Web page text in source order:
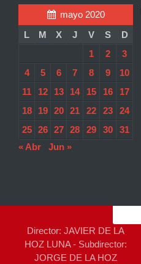
mayo 2020
L
M X J V S
D
1
2
3
4
5 6 7 8 9
10
11
12 13 14 15 16
17
18
19 20 21 22 23
24
25
26 27 28 29 30
31
« Abr
Jun »
Director: JAVIER DE LA
HOZ LUNA - Subdirector:
JORGE DE LA HOZ